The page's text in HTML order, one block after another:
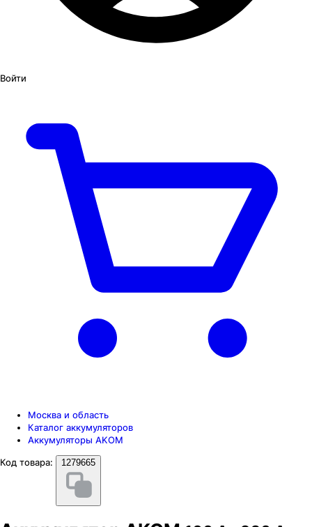
Войти
Москва и область
Каталог аккумуляторов
Аккумуляторы AKOM
Код товара:
1279665